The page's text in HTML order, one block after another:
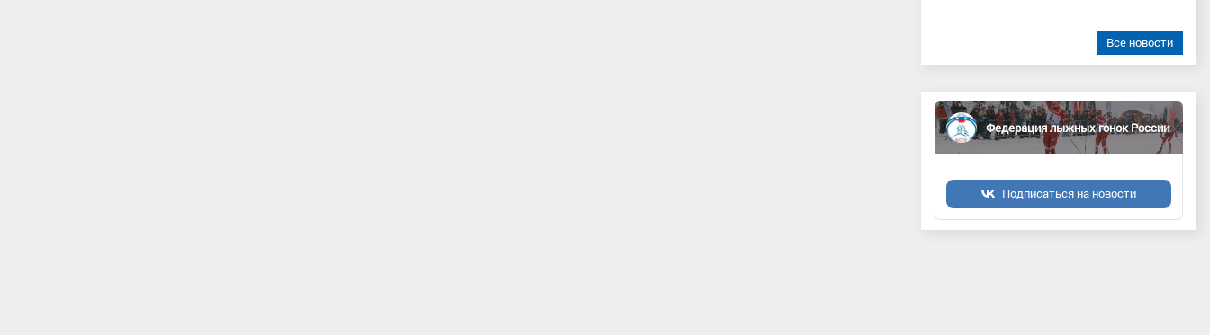
Все новости
Федерация лыжных гонок России
Подписаться на новости